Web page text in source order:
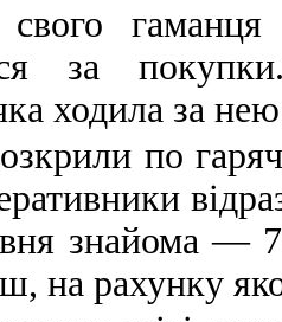
за
ходила за
по
знайома —
на рахунку